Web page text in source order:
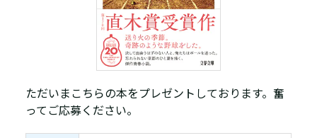
ただいまこちらの本をプレゼントしております。奮
ってご応募ください。